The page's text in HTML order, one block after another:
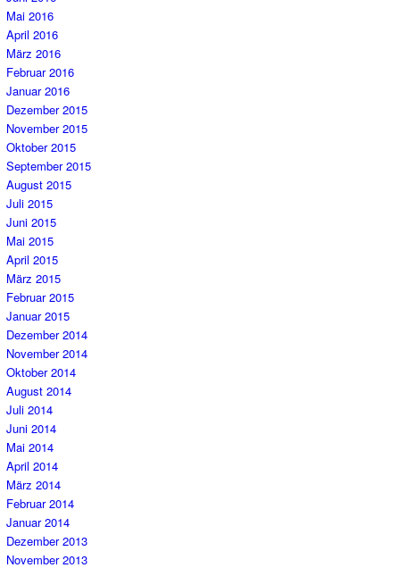
Mai 2016
April 2016
März 2016
Februar 2016
Januar 2016
Dezember 2015
November 2015
Oktober 2015
September 2015
August 2015
Juli 2015
Juni 2015
Mai 2015
April 2015
März 2015
Februar 2015
Januar 2015
Dezember 2014
November 2014
Oktober 2014
August 2014
Juli 2014
Juni 2014
Mai 2014
April 2014
März 2014
Februar 2014
Januar 2014
Dezember 2013
November 2013